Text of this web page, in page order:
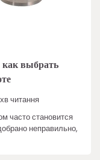
выбрать
читання
часто становится
неправильно,